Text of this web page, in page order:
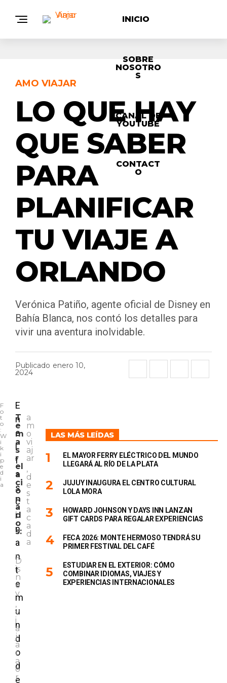
INICIO
SOBRE
NOSOTRO
S
CANAL DE
YOUTUBE
CONTACT
O
AMO VIAJAR
LO QUE HAY
QUE SABER
PARA
PLANIFICAR
TU VIAJE A
ORLANDO
Verónica Patiño, agente oficial de Disney en
Bahía Blanca, nos contó los detalles para
vivir una aventura inolvidable.
Publicado enero 10,
2024
F
o
t
o
:
W
i
k
i
p
e
d
i
a
E
n
e
l
f
a
s
c
i
n
a
n
t
e
m
u
n
d
o
d
e
T
e
m
a
s
r
el
a
ci
o
n
a
d
o
s:
a
m
o
vi
aj
ar
,
d
e
s
t
a
c
a
d
a
,
D
is
n
e
y
,
v
i
a
j
a
r
a
o
r
LAS MÁS LEÍDAS
EL MAYOR FERRY ELÉCTRICO DEL MUNDO
LLEGARÁ AL RÍO DE LA PLATA
JUJUY INAUGURA EL CENTRO CULTURAL
LOLA MORA
HOWARD JOHNSON Y DAYS INN LANZAN
GIFT CARDS PARA REGALAR EXPERIENCIAS
FECA 2026: MONTE HERMOSO TENDRÁ SU
PRIMER FESTIVAL DEL CAFÉ
ESTUDIAR EN EL EXTERIOR: CÓMO
COMBINAR IDIOMAS, VIAJES Y
EXPERIENCIAS INTERNACIONALES